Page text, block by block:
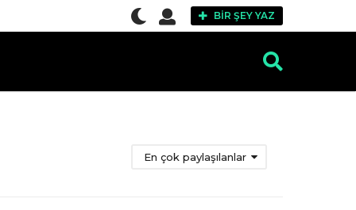
BIR ŞEY YAZ
En çok paylaşılanlar